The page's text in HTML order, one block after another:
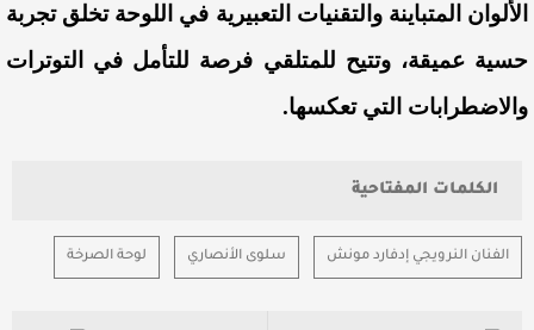
الألوان المتباينة والتقنيات التعبيرية في اللوحة تخلق تجربة
حسية عميقة، وتتيح للمتلقي فرصة للتأمل في التوترات
والاضطرابات التي تعكسها.
الكلمات المفتاحية
الفنان النرويجي إدفارد مونش سلوى الأنصاري لوحة الصرخة